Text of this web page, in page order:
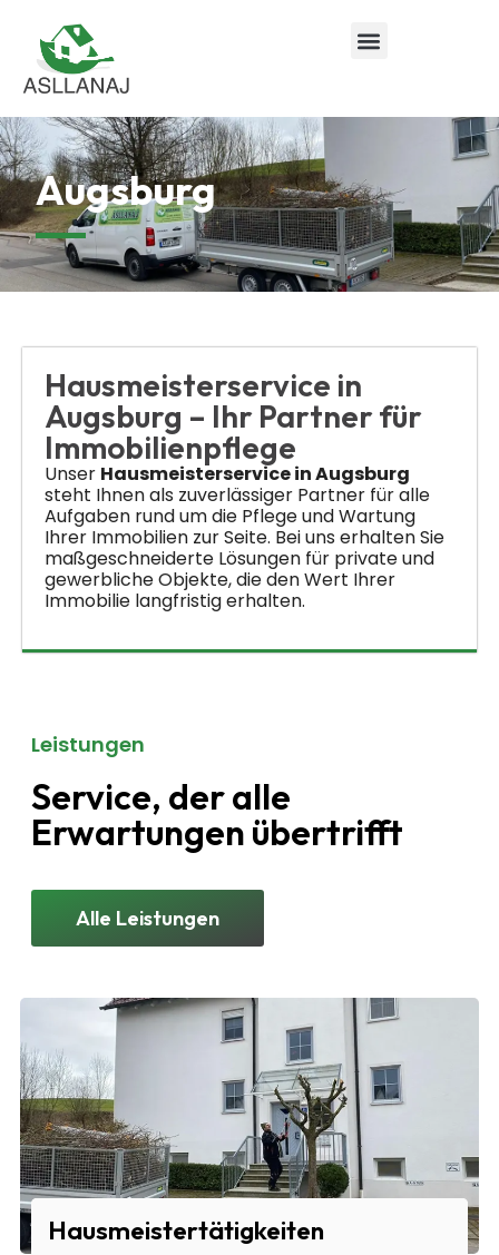
Augsburg
Hausmeisterservice in
Augsburg – Ihr Partner für
Immobilienpflege
Unser Hausmeisterservice in Augsburg
steht Ihnen als zuverlässiger Partner für alle
Aufgaben rund um die Pflege und Wartung
Ihrer Immobilien zur Seite. Bei uns erhalten Sie
maßgeschneiderte Lösungen für private und
gewerbliche Objekte, die den Wert Ihrer
Immobilie langfristig erhalten.
Leistungen
Service, der alle
Erwartungen übertrifft
Alle Leistungen
Hausmeistertätigkeiten